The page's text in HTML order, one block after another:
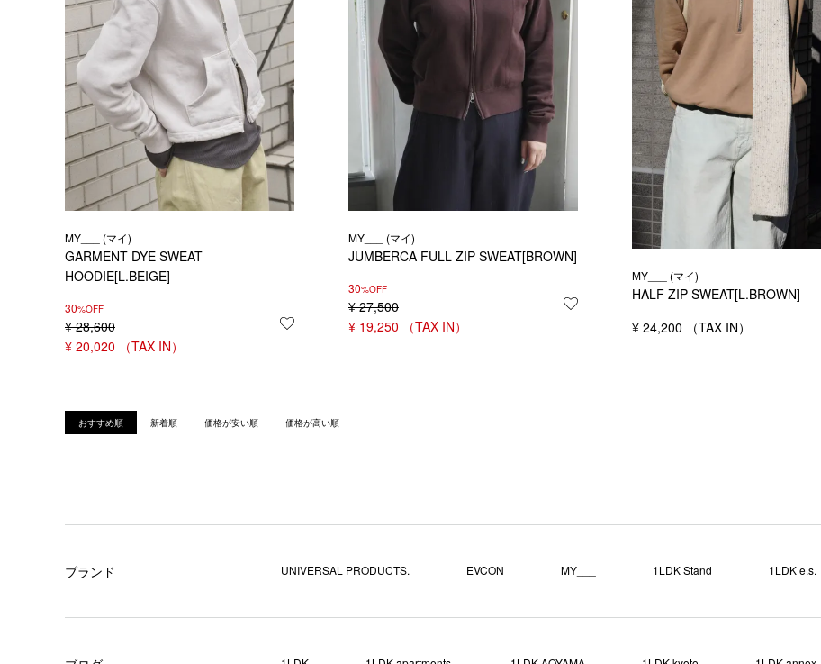
MY___ (マイ)
GARMENT DYE SWEAT
HOODIE[L.BEIGE]
30%OFF
¥ 28,600
¥ 20,020
お気に入りに登録する
MY___ (マイ)
JUMBERCA FULL ZIP SWEAT[BROWN]
30%OFF
¥ 27,500
¥ 19,250
MY___ (マイ)
HALF ZIP SWEAT[L.BROWN]
¥ 24,200
おすすめ順 新着順 価格が安い順 価格が高い順
ブランド UNIVERSAL PRODUCTS. EVCON MY___ 1LDK Stand 1LDK e.s.